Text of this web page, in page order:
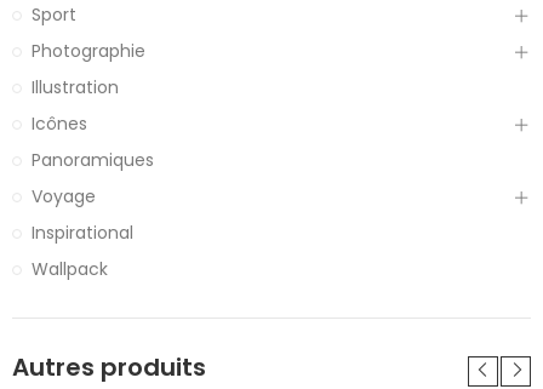
Sport
Photographie
Illustration
Icônes
Panoramiques
Voyage
Inspirational
Wallpack
Autres produits